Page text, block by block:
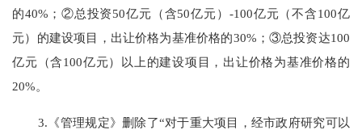
的40%；②总投资50亿元（含50亿元）-100亿元（不含100亿
元）的建设项目，出让价格为基准价格的30%；③总投资达100
亿元（含100亿元）以上的建设项目，出让价格为基准价格的
20%。
3.《管理规定》删除了“对于重大项目，经市政府研究可以